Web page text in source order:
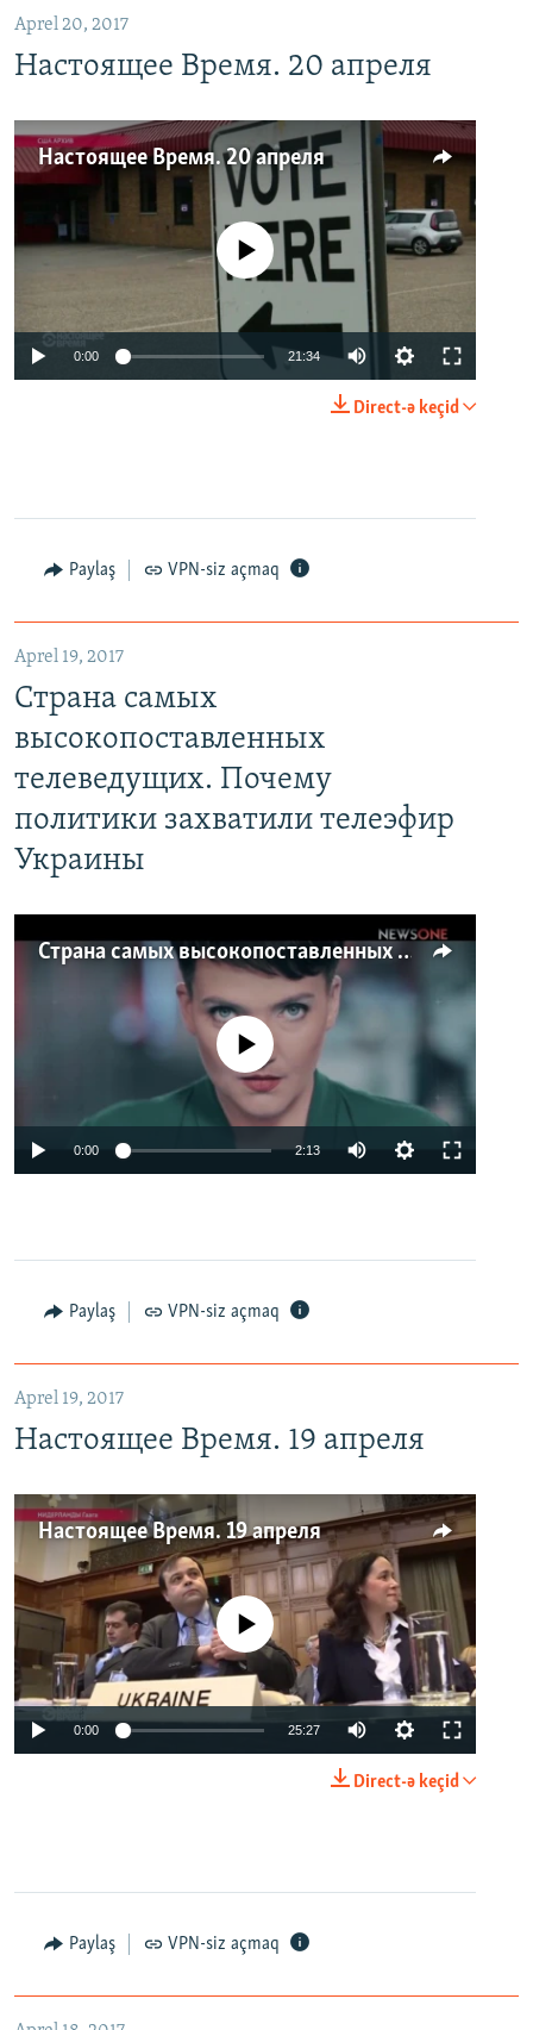
Aprel 20, 2017
Настоящее Время. 20 апреля
Настоящее Время. 20 апреля
No media source currently available
0:00 21:34
Direct-ə keçid
Paylaş VPN-siz açmaq
Aprel 19, 2017
Страна самых
высокопоставленных
телеведущих. Почему
политики захватили телеэфир
Украины
Страна самых высокопоставленных телеведущих. Почему политики захватили телеэфир Украины
No media source currently available
0:00 2:13
Paylaş VPN-siz açmaq
Aprel 19, 2017
Настоящее Время. 19 апреля
Настоящее Время. 19 апреля
No media source currently available
0:00 25:27
Direct-ə keçid
Paylaş VPN-siz açmaq